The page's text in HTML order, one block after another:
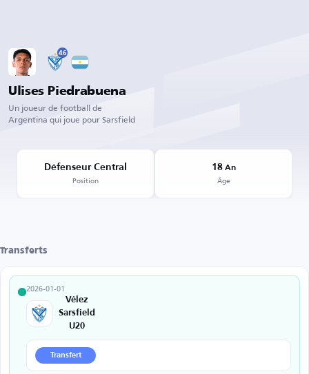
46
Ulises Piedrabuena
Un joueur de football de
Argentina qui joue pour Sarsfield
Défenseur Central
Position
18An
Âge
Transferts
2026-01-01
Vélez
Sarsfield
U20
Transfert